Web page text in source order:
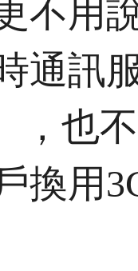
不用
通訊
，也
換用